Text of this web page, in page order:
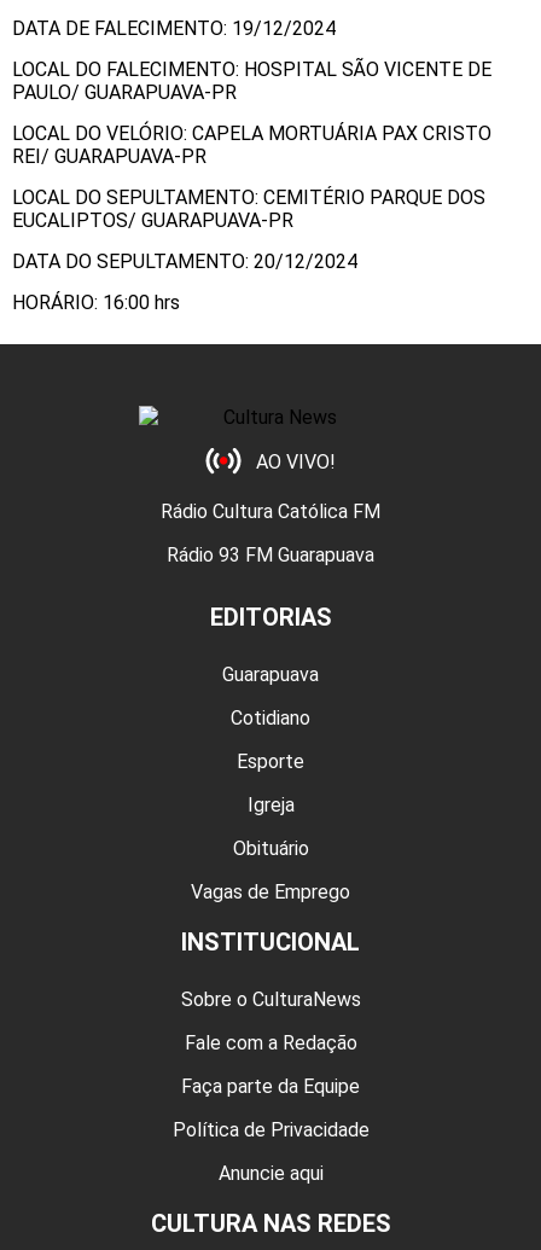
DATA DE FALECIMENTO: 19/12/2024
LOCAL DO FALECIMENTO: HOSPITAL SÃO VICENTE DE
PAULO/ GUARAPUAVA-PR
LOCAL DO VELÓRIO: CAPELA MORTUÁRIA PAX CRISTO
REI/ GUARAPUAVA-PR
LOCAL DO SEPULTAMENTO: CEMITÉRIO PARQUE DOS
EUCALIPTOS/ GUARAPUAVA-PR
DATA DO SEPULTAMENTO: 20/12/2024
HORÁRIO: 16:00 hrs
AO VIVO!
Rádio Cultura Católica FM
Rádio 93 FM Guarapuava
EDITORIAS
Guarapuava
Cotidiano
Esporte
Igreja
Obituário
Vagas de Emprego
INSTITUCIONAL
Sobre o CulturaNews
Fale com a Redação
Faça parte da Equipe
Política de Privacidade
Anuncie aqui
CULTURA NAS REDES